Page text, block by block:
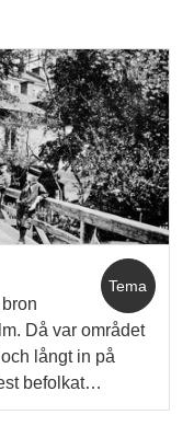
Tema
Då var området
långt in på
befolkat…